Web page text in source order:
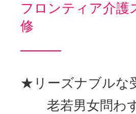
フロンティア介護
修
★リーズナブルな
老若男女問わず